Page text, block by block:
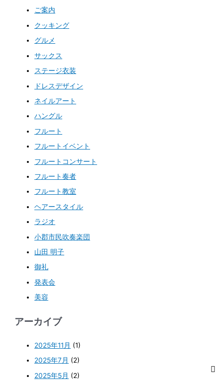
ご案内
クッキング
グルメ
サックス
ステージ衣装
ドレスデザイン
ネイルアート
ハングル
フルート
フルートイベント
フルートコンサート
フルート奏者
フルート教室
ヘアースタイル
ラジオ
小郡市民吹奏楽団
山田 明子
御礼
発表会
美容
アーカイブ
2025年11月 (1)
2025年7月 (2)
2025年5月 (2)